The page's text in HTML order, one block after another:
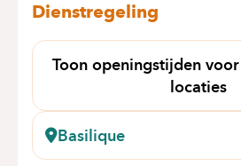
Dienstregeling
Toon openingstijden
locaties
Basilique
Pangaert, 37-47